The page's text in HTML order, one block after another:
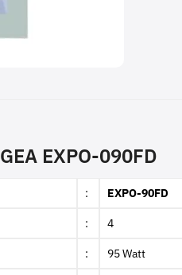
GEA EXPO-090FD
: EXPO-90FD
: 4
: 95 Watt